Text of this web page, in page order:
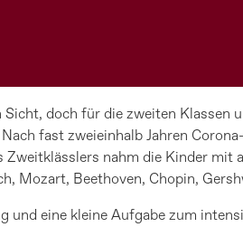
doch für die zweiten
fast zweieinhalb Jahren
nahm die Kinder mit
Mozart, Beethoven, Chopin,
und eine kleine Aufgabe zum